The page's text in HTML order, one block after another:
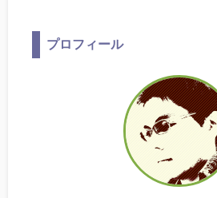
プロフィール